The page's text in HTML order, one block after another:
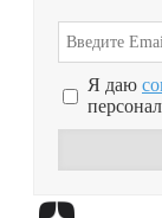
Я даю